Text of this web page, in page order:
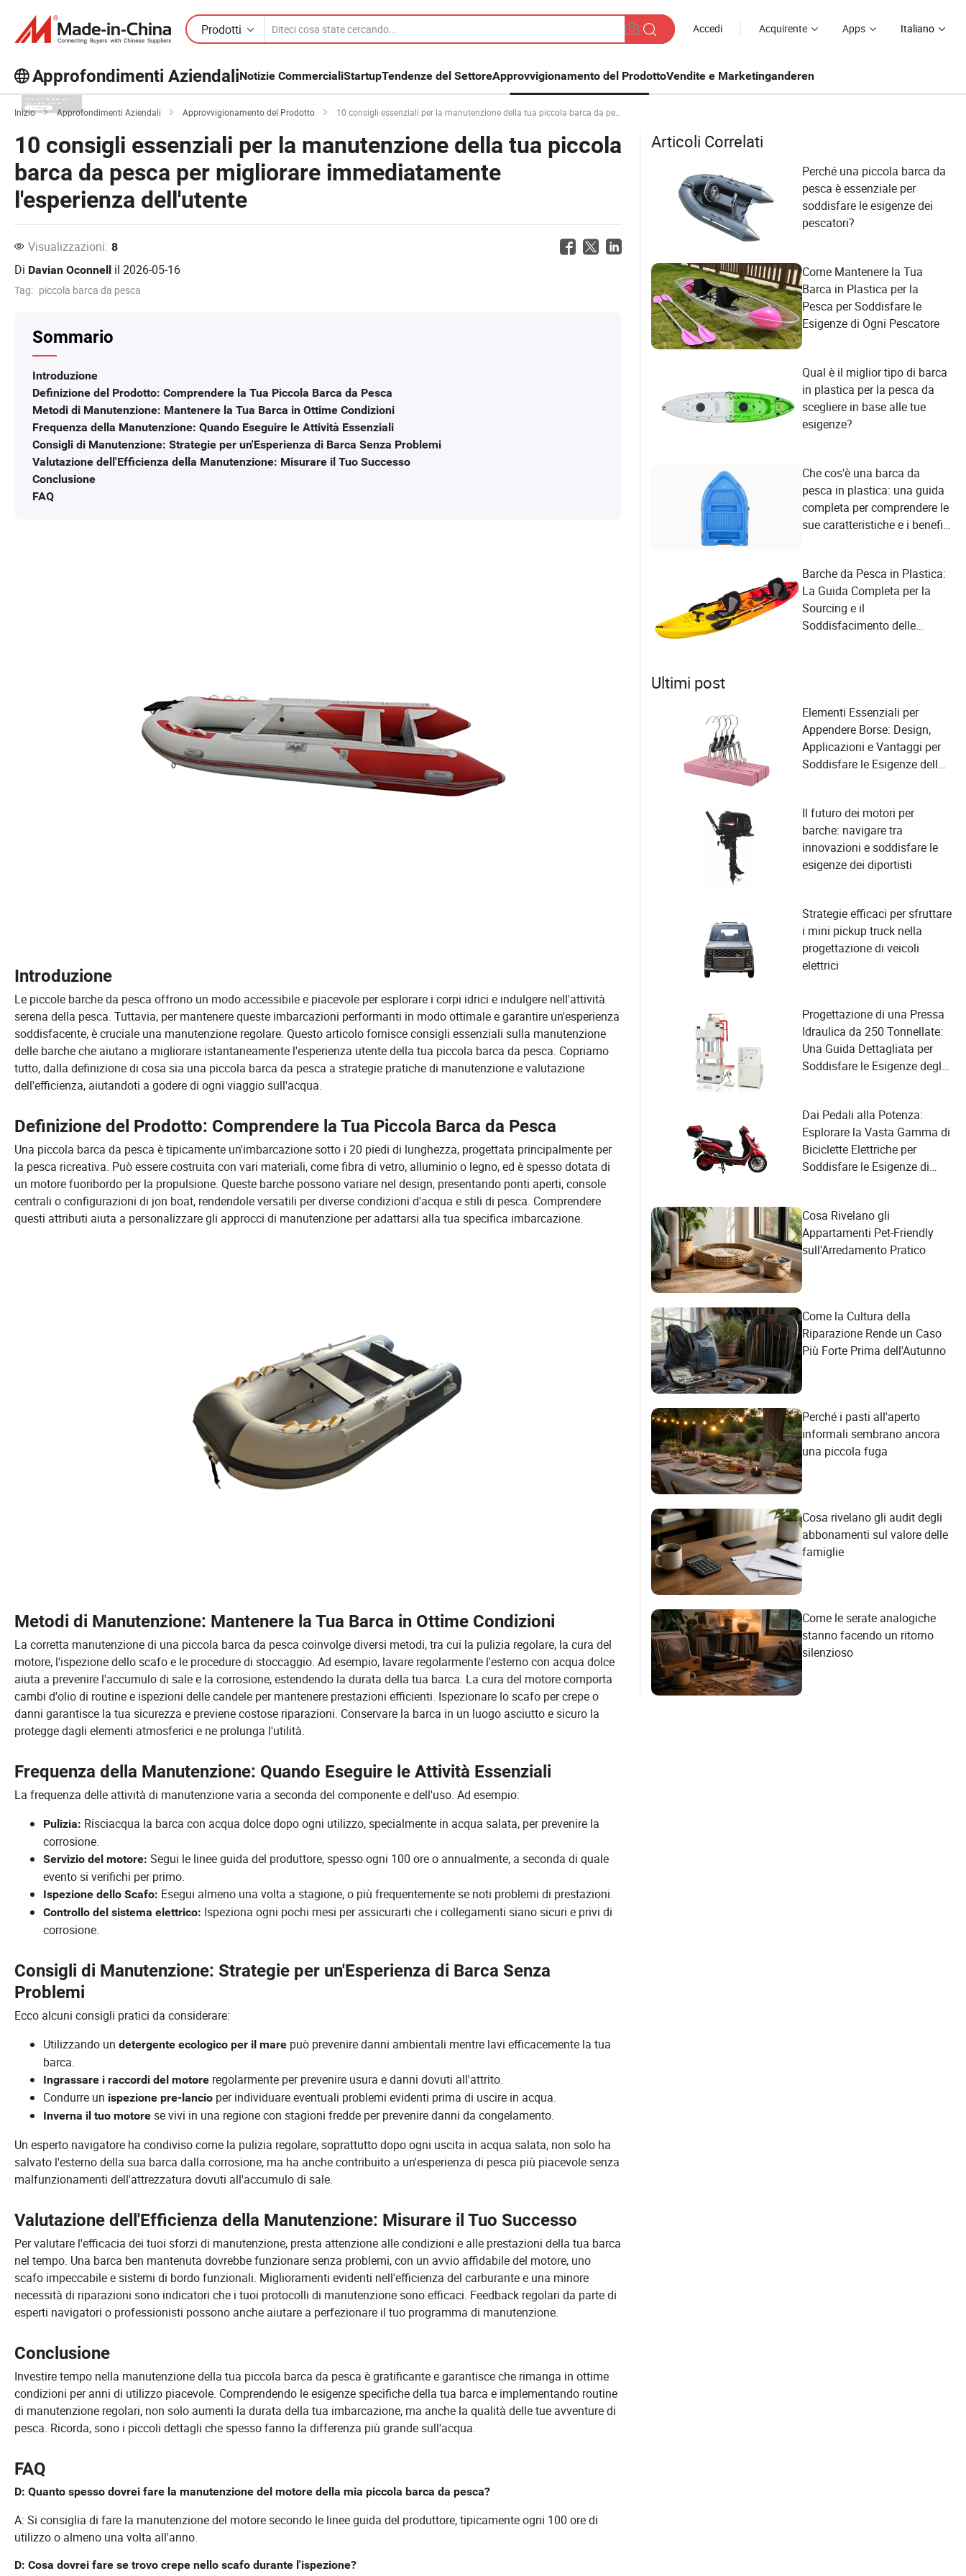
Prodotti Accedi Acquirente Apps Italiano
Approfondimenti AziendaliNotizie CommercialiStartupTendenze del SettoreApprovvigionamento del ProdottoVendite e Marketinganderen
Scopri altri articoli popolari sugli
Visualizza altro
Inizio Approfondimenti Aziendali Approvvigionamento del Prodotto 10 consigli essenziali per la manutenzione della tua piccola barca da pesca per migliorare immediatamente l'esperienza dell'utente
10 consigli essenziali per la manutenzione della tua piccola
barca da pesca per migliorare immediatamente
l'esperienza dell'utente
Visualizzazioni: 8
Di Davian Oconnell il 2026-05-16
Tag: piccola barca da pesca
Sommario
Introduzione
Definizione del Prodotto: Comprendere la Tua Piccola Barca da Pesca
Metodi di Manutenzione: Mantenere la Tua Barca in Ottime Condizioni
Frequenza della Manutenzione: Quando Eseguire le Attività Essenziali
Consigli di Manutenzione: Strategie per un'Esperienza di Barca Senza Problemi
Valutazione dell'Efficienza della Manutenzione: Misurare il Tuo Successo
Conclusione
FAQ
Introduzione
Le piccole barche da pesca offrono un modo accessibile e piacevole per esplorare i corpi idrici e indulgere nell'attività
serena della pesca. Tuttavia, per mantenere queste imbarcazioni performanti in modo ottimale e garantire un'esperienza
soddisfacente, è cruciale una manutenzione regolare. Questo articolo fornisce consigli essenziali sulla manutenzione
delle barche che aiutano a migliorare istantaneamente l'esperienza utente della tua piccola barca da pesca. Copriamo
tutto, dalla definizione di cosa sia una piccola barca da pesca a strategie pratiche di manutenzione e valutazione
dell'efficienza, aiutandoti a godere di ogni viaggio sull'acqua.
Definizione del Prodotto: Comprendere la Tua Piccola Barca da Pesca
Una piccola barca da pesca è tipicamente un'imbarcazione sotto i 20 piedi di lunghezza, progettata principalmente per
la pesca ricreativa. Può essere costruita con vari materiali, come fibra di vetro, alluminio o legno, ed è spesso dotata di
un motore fuoribordo per la propulsione. Queste barche possono variare nel design, presentando ponti aperti, console
centrali o configurazioni di jon boat, rendendole versatili per diverse condizioni d'acqua e stili di pesca. Comprendere
questi attributi aiuta a personalizzare gli approcci di manutenzione per adattarsi alla tua specifica imbarcazione.
Metodi di Manutenzione: Mantenere la Tua Barca in Ottime Condizioni
La corretta manutenzione di una piccola barca da pesca coinvolge diversi metodi, tra cui la pulizia regolare, la cura del
motore, l'ispezione dello scafo e le procedure di stoccaggio. Ad esempio, lavare regolarmente l'esterno con acqua dolce
aiuta a prevenire l'accumulo di sale e la corrosione, estendendo la durata della tua barca. La cura del motore comporta
cambi d'olio di routine e ispezioni delle candele per mantenere prestazioni efficienti. Ispezionare lo scafo per crepe o
danni garantisce la tua sicurezza e previene costose riparazioni. Conservare la barca in un luogo asciutto e sicuro la
protegge dagli elementi atmosferici e ne prolunga l'utilità.
Frequenza della Manutenzione: Quando Eseguire le Attività Essenziali
La frequenza delle attività di manutenzione varia a seconda del componente e dell'uso. Ad esempio:
Pulizia: Risciacqua la barca con acqua dolce dopo ogni utilizzo, specialmente in acqua salata, per prevenire la
corrosione.
Servizio del motore: Segui le linee guida del produttore, spesso ogni 100 ore o annualmente, a seconda di quale
evento si verifichi per primo.
Ispezione dello Scafo: Esegui almeno una volta a stagione, o più frequentemente se noti problemi di prestazioni.
Controllo del sistema elettrico: Ispeziona ogni pochi mesi per assicurarti che i collegamenti siano sicuri e privi di
corrosione.
Consigli di Manutenzione: Strategie per un'Esperienza di Barca Senza
Problemi
Ecco alcuni consigli pratici da considerare:
Utilizzando un detergente ecologico per il mare può prevenire danni ambientali mentre lavi efficacemente la tua
barca.
Ingrassare i raccordi del motore regolarmente per prevenire usura e danni dovuti all'attrito.
Condurre un ispezione pre-lancio per individuare eventuali problemi evidenti prima di uscire in acqua.
Inverna il tuo motore se vivi in una regione con stagioni fredde per prevenire danni da congelamento.
Un esperto navigatore ha condiviso come la pulizia regolare, soprattutto dopo ogni uscita in acqua salata, non solo ha
salvato l'esterno della sua barca dalla corrosione, ma ha anche contribuito a un'esperienza di pesca più piacevole senza
malfunzionamenti dell'attrezzatura dovuti all'accumulo di sale.
Valutazione dell'Efficienza della Manutenzione: Misurare il Tuo Successo
Per valutare l'efficacia dei tuoi sforzi di manutenzione, presta attenzione alle condizioni e alle prestazioni della tua barca
nel tempo. Una barca ben mantenuta dovrebbe funzionare senza problemi, con un avvio affidabile del motore, uno
scafo impeccabile e sistemi di bordo funzionali. Miglioramenti evidenti nell'efficienza del carburante e una minore
necessità di riparazioni sono indicatori che i tuoi protocolli di manutenzione sono efficaci. Feedback regolari da parte di
esperti navigatori o professionisti possono anche aiutare a perfezionare il tuo programma di manutenzione.
Conclusione
Investire tempo nella manutenzione della tua piccola barca da pesca è gratificante e garantisce che rimanga in ottime
condizioni per anni di utilizzo piacevole. Comprendendo le esigenze specifiche della tua barca e implementando routine
di manutenzione regolari, non solo aumenti la durata della tua imbarcazione, ma anche la qualità delle tue avventure di
pesca. Ricorda, sono i piccoli dettagli che spesso fanno la differenza più grande sull'acqua.
FAQ
D: Quanto spesso dovrei fare la manutenzione del motore della mia piccola barca da pesca?
A: Si consiglia di fare la manutenzione del motore secondo le linee guida del produttore, tipicamente ogni 100 ore di
utilizzo o almeno una volta all'anno.
D: Cosa dovrei fare se trovo crepe nello scafo durante l'ispezione?
Articoli Correlati
Perché una piccola barca da
pesca è essenziale per
soddisfare le esigenze dei
pescatori?
Come Mantenere la Tua
Barca in Plastica per la
Pesca per Soddisfare le
Esigenze di Ogni Pescatore
Qual è il miglior tipo di barca
in plastica per la pesca da
scegliere in base alle tue
esigenze?
Che cos'è una barca da
pesca in plastica: una guida
completa per comprendere le
sue caratteristiche e i benefici
Barche da Pesca in Plastica:
La Guida Completa per la
Sourcing e il
Soddisfacimento delle
Ultimi post
Elementi Essenziali per
Appendere Borse: Design,
Applicazioni e Vantaggi per
Soddisfare le Esigenze della
Il futuro dei motori per
barche: navigare tra
innovazioni e soddisfare le
esigenze dei diportisti
Strategie efficaci per sfruttare
i mini pickup truck nella
progettazione di veicoli
elettrici
Progettazione di una Pressa
Idraulica da 250 Tonnellate:
Una Guida Dettagliata per
Soddisfare le Esigenze degli
Dai Pedali alla Potenza:
Esplorare la Vasta Gamma di
Biciclette Elettriche per
Soddisfare le Esigenze di
Cosa Rivelano gli
Appartamenti Pet-Friendly
sull'Arredamento Pratico
Come la Cultura della
Riparazione Rende un Caso
Più Forte Prima dell'Autunno
Perché i pasti all'aperto
informali sembrano ancora
una piccola fuga
Cosa rivelano gli audit degli
abbonamenti sul valore delle
famiglie
Come le serate analogiche
stanno facendo un ritorno
silenzioso